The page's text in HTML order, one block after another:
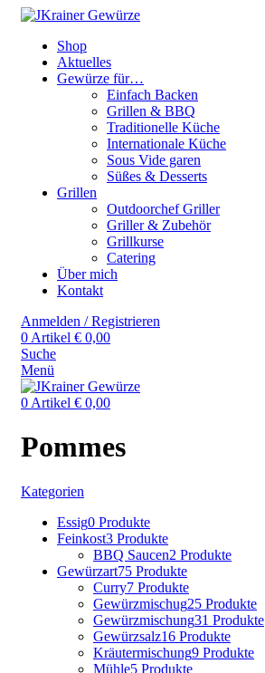
Shop
Aktuelles
Gewürze für…
Einfach Backen
Grillen & BBQ
Traditionelle Küche
Internationale Küche
Sous Vide garen
Süßes & Desserts
Grillen
Outdoorchef Griller
Griller & Zubehör
Grillkurse
Catering
Über mich
Kontakt
Anmelden / Registrieren
0 Artikel € 0,00
Suche
Menü
0 Artikel € 0,00
Pommes
Kategorien
Essig0 Produkte
Feinkost3 Produkte
BBQ Saucen2 Produkte
Gewürzart75 Produkte
Curry7 Produkte
Gewürzmischug25 Produkte
Gewürzmischung31 Produkte
Gewürzsalz16 Produkte
Kräutermischung9 Produkte
Mühle5 Produkte